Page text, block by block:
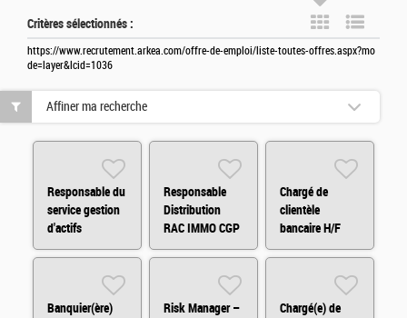
Critères sélectionnés :
https://www.recrutement.arkea.com/offre-de-emploi/liste-toutes-offres.aspx?mo
de=layer&lcid=1036
Responsable du
service gestion
d'actifs
immobiliers H/F
Responsable
Distribution
RAC IMMO CGP
H/F
Chargé de
clientèle
bancaire H/F
Banquier(ère)
Risk Manager –
Chargé(e) de
Affiner ma recherche